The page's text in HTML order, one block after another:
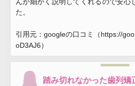
た。
引用元：googleの口コミ（https://
oD3AJ6）
踏み切れなかった歯列矯